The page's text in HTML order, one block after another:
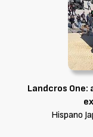
Landcros
Hispano